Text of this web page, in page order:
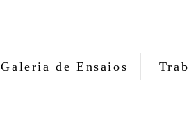
Galeria de Ensaios